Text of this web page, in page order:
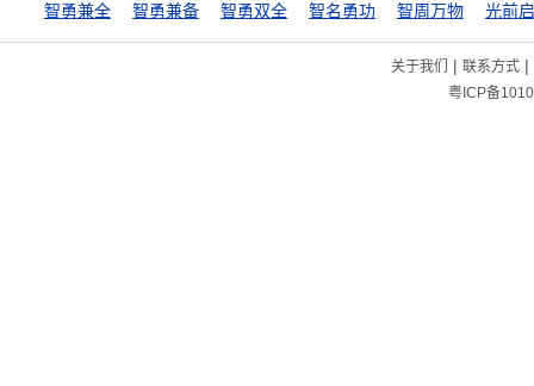
智勇兼全 智勇兼备 智勇双全 智名勇功 智周万物 光前
关于我们 | 联系方式|
粤ICP备